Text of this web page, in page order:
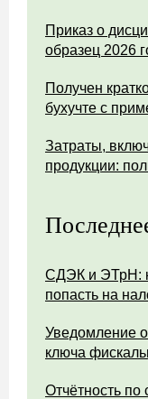
Приказ о
образец 2026
Получен
бухучте с
Затраты,
продукции:
СДЭК и ЭТрН:
попасть на
Уведомление
ключа
Отчётность по